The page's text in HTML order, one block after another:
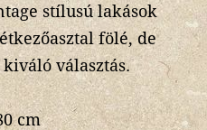
stílusú lakások
fölé, de
választás.
cm